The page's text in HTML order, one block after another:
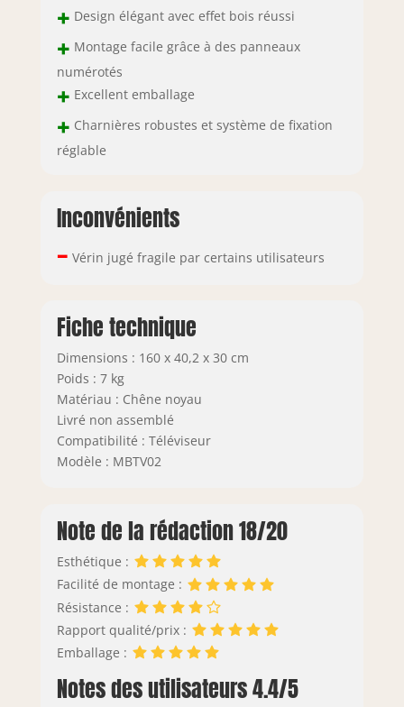
+ Design élégant avec effet bois réussi
+ Montage facile grâce à des panneaux
numérotés
+ Excellent emballage
+ Charnières robustes et système de fixation
réglable
Inconvénients
– Vérin jugé fragile par certains utilisateurs
Fiche technique
Dimensions : 160 x 40,2 x 30 cm
Poids : 7 kg
Matériau : Chêne noyau
Livré non assemblé
Compatibilité : Téléviseur
Modèle : MBTV02
Note de la rédaction 18/20
Esthétique :
Facilité de montage :
Résistance :
Rapport qualité/prix :
Emballage :
Notes des utilisateurs 4.4/5